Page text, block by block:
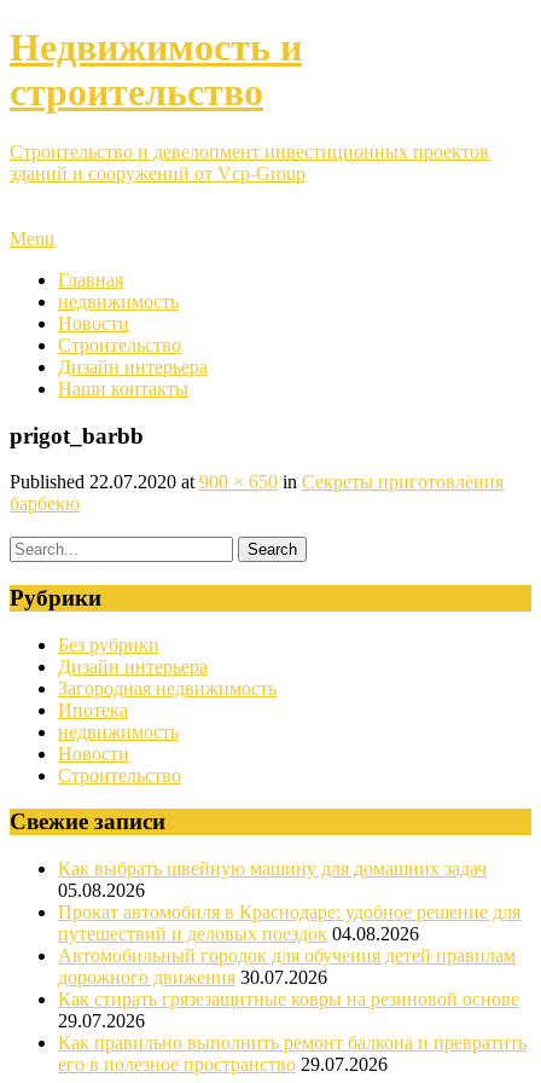
Недвижимость и
строительство
Строительство и девелопмент инвестиционных проектов
зданий и сооружений от Vcp-Group
Menu
Главная
недвижимость
Новости
Строительство
Дизайн интерьера
Наши контакты
prigot_barbb
Published 22.07.2020 at 900 × 650 in Секреты приготовления
барбекю
Рубрики
Без рубрики
Дизайн интерьера
Загородная недвижимость
Ипотека
недвижимость
Новости
Строительство
Свежие записи
Как выбрать швейную машину для домашних задач
05.08.2026
Прокат автомобиля в Краснодаре: удобное решение для
путешествий и деловых поездок 04.08.2026
Автомобильный городок для обучения детей правилам
дорожного движения 30.07.2026
Как стирать грязезащитные ковры на резиновой основе
29.07.2026
Как правильно выполнить ремонт балкона и превратить
его в полезное пространство 29.07.2026